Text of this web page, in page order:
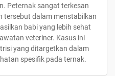
Peternak sangat terkesan
tersebut dalam menstabilkan
babi yang lebih sehat
veteriner. Kasus ini
yang ditargetkan dalam
spesifik pada ternak.